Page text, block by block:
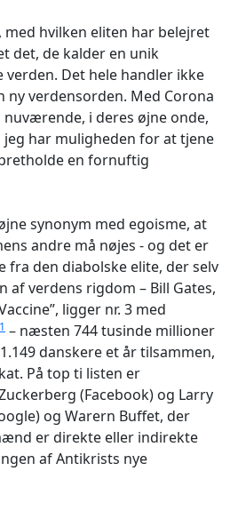
hvilken eliten har belejret
det, de kalder en unik
Det hele handler ikke
ny verdensorden. Med Corona
i deres øjne onde,
har muligheden for at tjene
en fornuftig
synonym med egoisme, at
andre må nøjes - og det er
fra den diabolske elite, der selv
af verdens rigdom – Bill Gates,
ligger nr. 3 med
1 – næsten 744 tusinde millioner
danskere et år tilsammen,
På top ti listen er
(Facebook) og Larry
og Warern Buffet, der
er direkte eller indirekte
af Antikrists nye